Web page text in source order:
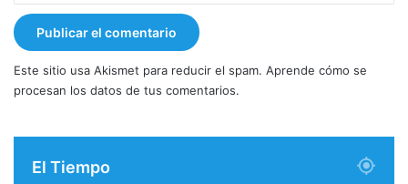
Este sitio usa Akismet para reducir el spam. Aprende cómo se
procesan los datos de tus comentarios.
El Tiempo